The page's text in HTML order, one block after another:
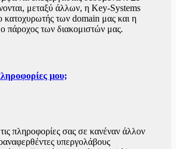
μεταξύ άλλων, η Key-Systems
κατοχυρωτής των domain μας και η
πάροχος των διακομιστών μας.
μου;
πληροφορίες σας σε κανέναν άλλον
υπεργολάβους